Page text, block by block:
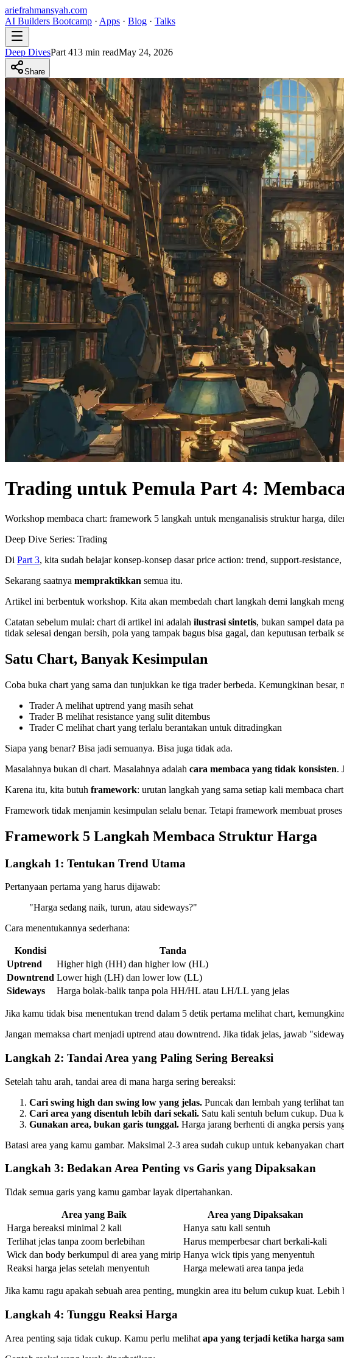
ariefrahmansyah.com
AI Builders Bootcamp · Apps · Blog · Talks
Deep DivesPart 413 min readMay 24, 2026
Share
Trading untuk Pemula Part 4:
Workshop membaca chart: framework 5 langkah untuk menganalisis struktur harga,
Deep Dive Series: Trading
Di Part 3, kita sudah belajar konsep-konsep dasar price action: trend, support-
Sekarang saatnya mempraktikkan semua itu.
Artikel ini berbentuk workshop. Kita akan membedah chart langkah demi langkah
Catatan sebelum mulai: chart di artikel ini adalah ilustrasi sintetis, bukan sampel data
tidak selesai dengan bersih, pola yang tampak bagus bisa gagal, dan keputusan terbaik
Satu Chart, Banyak Kesimpulan
Coba buka chart yang sama dan tunjukkan ke tiga trader berbeda. Kemungkinan besar,
Trader A melihat uptrend yang masih sehat
Trader B melihat resistance yang sulit ditembus
Trader C melihat chart yang terlalu berantakan untuk ditradingkan
Siapa yang benar? Bisa jadi semuanya. Bisa juga tidak ada.
Masalahnya bukan di chart. Masalahnya adalah cara membaca yang tidak konsisten.
Karena itu, kita butuh framework: urutan langkah yang sama setiap kali membaca
Framework tidak menjamin kesimpulan selalu benar. Tetapi framework membuat
Framework 5 Langkah Membaca Struktur Harga
Langkah 1: Tentukan Trend Utama
Pertanyaan pertama yang harus dijawab:
"Harga sedang naik, turun, atau sideways?"
Cara menentukannya sederhana:
Kondisi
Tanda
Uptrend
Higher high (HH) dan higher low (HL)
Downtrend Lower high (LH) dan lower low (LL)
Sideways
Harga bolak-balik tanpa pola HH/HL atau LH/LL yang jelas
Jika kamu tidak bisa menentukan trend dalam 5 detik pertama melihat chart,
Jangan memaksa chart menjadi uptrend atau downtrend. Jika tidak jelas, jawab
Langkah 2: Tandai Area yang Paling Sering Bereaksi
Setelah tahu arah, tandai area di mana harga sering bereaksi:
Cari swing high dan swing low yang jelas. Puncak dan lembah yang terlihat
Cari area yang disentuh lebih dari sekali. Satu kali sentuh belum cukup. Dua
Gunakan area, bukan garis tunggal. Harga jarang berhenti di angka persis
Batasi area yang kamu gambar. Maksimal 2-3 area sudah cukup untuk kebanyakan
Langkah 3: Bedakan Area Penting vs Garis yang Dipaksakan
Tidak semua garis yang kamu gambar layak dipertahankan.
Area yang Baik
Area yang Dipaksakan
Harga bereaksi minimal 2 kali
Hanya satu kali sentuh
Terlihat jelas tanpa zoom berlebihan
Harus memperbesar chart berkali-kali
Wick dan body berkumpul di area yang mirip Hanya wick tipis yang menyentuh
Reaksi harga jelas setelah menyentuh
Harga melewati area tanpa jeda
Jika kamu ragu apakah sebuah area penting, mungkin area itu belum cukup kuat.
Langkah 4: Tunggu Reaksi Harga
Area penting saja tidak cukup. Kamu perlu melihat apa yang terjadi ketika harga